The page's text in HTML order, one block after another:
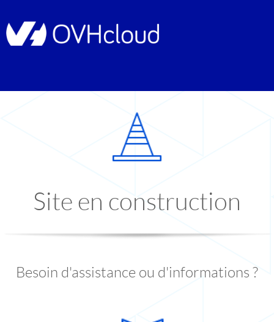
Site en construction
Besoin d'assistance ou d'informations ?